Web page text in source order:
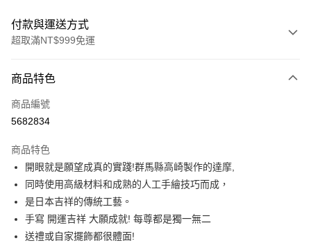
付款與運送方式
超取滿NT$999免運
信用卡一次付款
信用卡分期付款
合作金庫商業銀行
華南商業銀行
彰化商業銀行
上海商業儲蓄銀行
台北富邦商業銀行
國泰世華商業銀行
臺灣中小企業銀行
台中商業銀行
匯豐（台灣）商業銀行
超商取貨付款
LINE Pay
Apple Pay
街口支付
商品特色
商品編號
5682834
商品特色
開眼就是願望成真的實踐!群馬縣高崎製作的達摩,
同時使用高級材料和成熟的人工手繪技巧而成，
是日本吉祥的傳統工藝。
手寫 開運吉祥 大願成就! 每尊都是獨一無二
送禮或自家擺飾都很體面!